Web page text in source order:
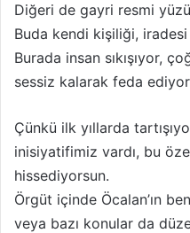
Diğeri de gayri resmi
Buda kendi kişiliği,
Burada insan sıkışıyor,
sessiz kalarak feda
Çünkü ilk yıllarda
inisiyatifimiz vardı, bu
hissediyorsun.
Örgüt içinde Öcalan’ın
veya bazı konular da